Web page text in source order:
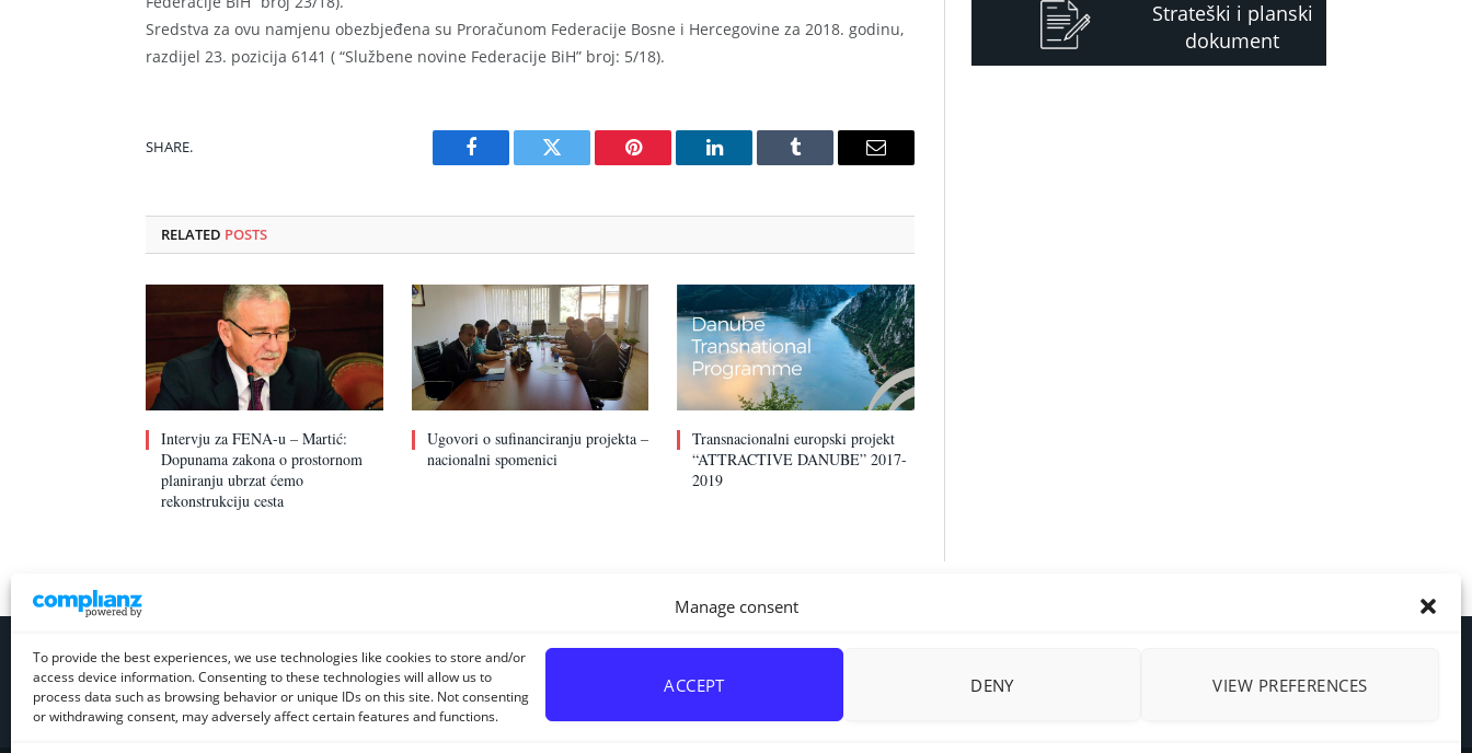
Manage consent
To provide the best experiences, we use technologies like cookies to store and/or
access device information. Consenting to these technologies will allow us to
process data such as browsing behavior or unique IDs on this site. Not consenting
or withdrawing consent, may adversely affect certain features and functions.
ACCEPT DENY VIEW PREFERENCES
Sredstva za ovu namjenu obezbjeđena su Proračunom Federacije Bosne i Hercegovine za 2018. godinu,
razdijel 23. pozicija 6141 ( “Službene novine Federacije BiH” broj: 5/18).
SHARE.
Facebook Twitter Pinterest LinkedIn Tumblr Email
RELATED POSTS
Intervju za FENA-u – Martić:
Dopunama zakona o prostornom
planiranju ubrzat ćemo
rekonstrukciju cesta
Ugovori o sufinanciranju projekta –
nacionalni spomenici
Transnacionalni europski projekt
“ATTRACTIVE DANUBE” 2017-
2019
Strateški i planski
dokument